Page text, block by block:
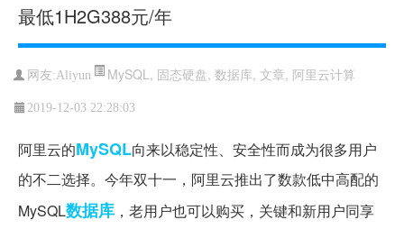
最低1H2G388元/年
网友:Aliyun MySQL, 固态硬盘, 数据库, 文章, 阿里云计算
2019-12-03 22:28:03
阿里云的MySQL向来以稳定性、安全性而成为很多用户
的不二选择。今年双十一，阿里云推出了数款低中高配的
MySQL数据库 ，老用户也可以购买，关键和新用户同享